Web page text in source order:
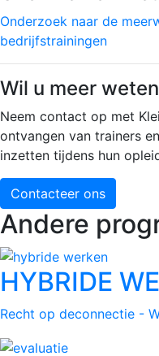
Onderzoek naar de
bedrijfstrainingen
Wil u meer
Neem contact op met
ontvangen van trainers
inzetten tijdens hun
Contacteer ons
Andere
HYBRIDE
Recht op deconnectie -